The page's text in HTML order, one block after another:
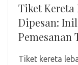
Tiket Kereta
Dipesan:
Pemesanan
Tiket kereta